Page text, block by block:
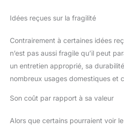
Idées reçues sur la fragilité
Contrairement à certaines idées
n’est pas aussi fragile qu’il peut
un entretien approprié, sa
nombreux usages domestiques et
Son coût par rapport à sa valeur
Alors que certains pourraient voir